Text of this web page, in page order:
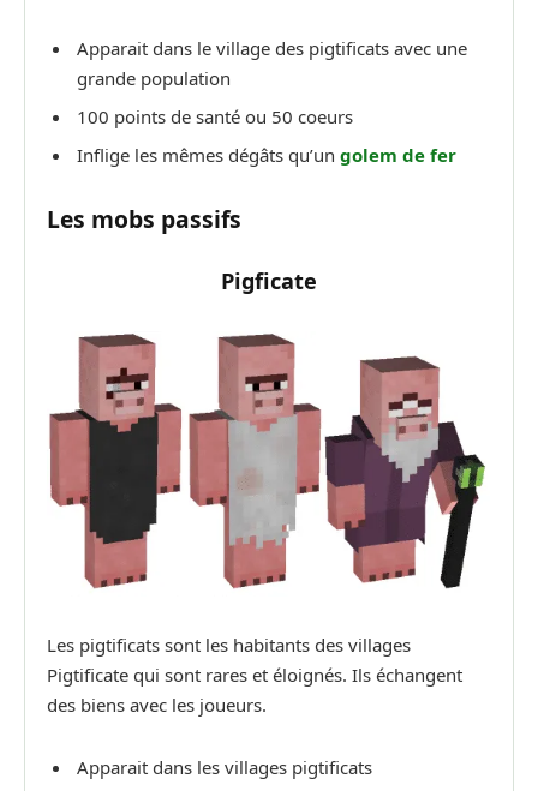
Apparait dans le village des pigtificats avec une
grande population
100 points de santé ou 50 coeurs
Inflige les mêmes dégâts qu’un golem de fer
Les mobs passifs
Pigficate
Les pigtificats sont les habitants des villages
Pigtificate qui sont rares et éloignés. Ils échangent
des biens avec les joueurs.
Apparait dans les villages pigtificats